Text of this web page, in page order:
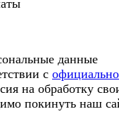
данные
с
на обработку
покинуть наш